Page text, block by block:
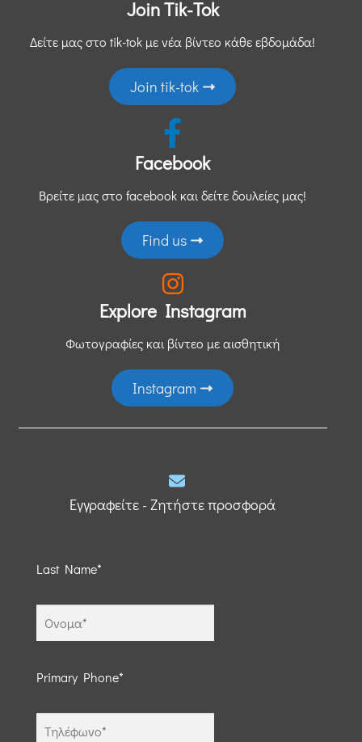
Join Tik-Tok
Δείτε μας στο tik-tok με νέα βίντεο κάθε εβδομάδα!
Join tik-tok
Facebook
Βρείτε μας στο facebook και δείτε δουλείες μας!
Find us
Explore Instagram
Φωτογραφίες και βίντεο με αισθητική
Instagram
Εγγραφείτε - Ζητήστε προσφορά
Last Name*
Primary Phone*